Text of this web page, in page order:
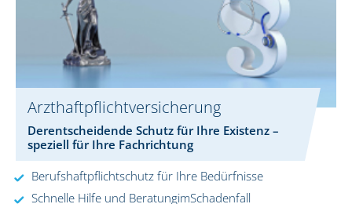
Arzthaftpflichtversicherung
Derentscheidende Schutz für Ihre Existenz –
speziell für Ihre Fachrichtung
Berufshaftpflichtschutz für Ihre Bedürfnisse
Schnelle Hilfe und BeratungimSchadenfall